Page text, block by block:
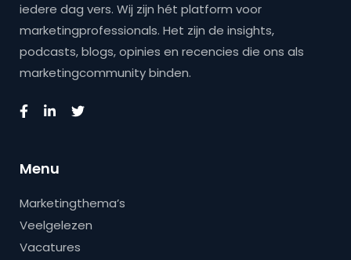
iedere dag vers. Wij zijn hét platform voor
marketingprofessionals. Het zijn de insights,
podcasts, blogs, opinies en recencies die ons als
marketingcommunity binden.
Menu
Marketingthema’s
Veelgelezen
Vacatures